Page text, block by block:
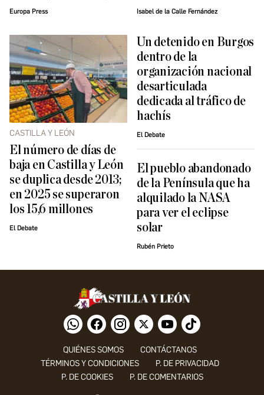
Europa Press Isabel de la Calle Fernández
CASTILLA Y LEÓN
El número de días de
baja en Castilla y León
se duplica desde 2013;
en 2025 se superaron
los 15,6 millones
El Debate
​Un detenido en Burgos
dentro de la
organización nacional
desarticulada
dedicada al tráfico de
hachís
El Debate
El pueblo abandonado
de la Península que ha
alquilado la NASA
para ver el eclipse
solar
Rubén Prieto
QUIÉNES SOMOS
CONTÁCTANOS
TÉRMINOS Y CONDICIONES
P. DE PRIVACIDAD
P. DE COOKIES
P. DE COMENTARIOS